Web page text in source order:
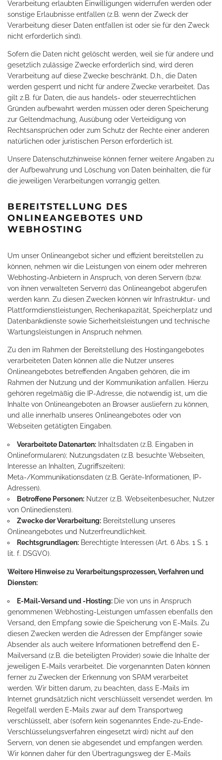
Verarbeitung erlaubten Einwilligungen widerrufen werden oder
sonstige Erlaubnisse entfallen (z.B. wenn der Zweck der
Verarbeitung dieser Daten entfallen ist oder sie für den Zweck
nicht erforderlich sind).
Sofern die Daten nicht gelöscht werden, weil sie für andere und
gesetzlich zulässige Zwecke erforderlich sind, wird deren
Verarbeitung auf diese Zwecke beschränkt. D.h., die Daten
werden gesperrt und nicht für andere Zwecke verarbeitet. Das
gilt z.B. für Daten, die aus handels- oder steuerrechtlichen
Gründen aufbewahrt werden müssen oder deren Speicherung
zur Geltendmachung, Ausübung oder Verteidigung von
Rechtsansprüchen oder zum Schutz der Rechte einer anderen
natürlichen oder juristischen Person erforderlich ist.
Unsere Datenschutzhinweise können ferner weitere Angaben zu
der Aufbewahrung und Löschung von Daten beinhalten, die für
die jeweiligen Verarbeitungen vorrangig gelten.
BEREITSTELLUNG DES
ONLINEANGEBOTES UND
WEBHOSTING
Um unser Onlineangebot sicher und effizient bereitstellen zu
können, nehmen wir die Leistungen von einem oder mehreren
Webhosting-Anbietern in Anspruch, von deren Servern (bzw.
von ihnen verwalteten Servern) das Onlineangebot abgerufen
werden kann. Zu diesen Zwecken können wir Infrastruktur- und
Plattformdienstleistungen, Rechenkapazität, Speicherplatz und
Datenbankdienste sowie Sicherheitsleistungen und technische
Wartungsleistungen in Anspruch nehmen.
Zu den im Rahmen der Bereitstellung des Hostingangebotes
verarbeiteten Daten können alle die Nutzer unseres
Onlineangebotes betreffenden Angaben gehören, die im
Rahmen der Nutzung und der Kommunikation anfallen. Hierzu
gehören regelmäßig die IP-Adresse, die notwendig ist, um die
Inhalte von Onlineangeboten an Browser ausliefern zu können,
und alle innerhalb unseres Onlineangebotes oder von
Webseiten getätigten Eingaben.
Verarbeitete Datenarten: Inhaltsdaten (z.B. Eingaben in
Onlineformularen); Nutzungsdaten (z.B. besuchte Webseiten,
Interesse an Inhalten, Zugriffszeiten);
Meta-/Kommunikationsdaten (z.B. Geräte-Informationen, IP-
Adressen).
Betroffene Personen: Nutzer (z.B. Webseitenbesucher, Nutzer
von Onlinediensten).
Zwecke der Verarbeitung: Bereitstellung unseres
Onlineangebotes und Nutzerfreundlichkeit.
Rechtsgrundlagen: Berechtigte Interessen (Art. 6 Abs. 1 S. 1
lit. f. DSGVO).
Weitere Hinweise zu Verarbeitungsprozessen, Verfahren und
Diensten:
E-Mail-Versand und -Hosting: Die von uns in Anspruch
genommenen Webhosting-Leistungen umfassen ebenfalls den
Versand, den Empfang sowie die Speicherung von E-Mails. Zu
diesen Zwecken werden die Adressen der Empfänger sowie
Absender als auch weitere Informationen betreffend den E-
Mailversand (z.B. die beteiligten Provider) sowie die Inhalte der
jeweiligen E-Mails verarbeitet. Die vorgenannten Daten können
ferner zu Zwecken der Erkennung von SPAM verarbeitet
werden. Wir bitten darum, zu beachten, dass E-Mails im
Internet grundsätzlich nicht verschlüsselt versendet werden. Im
Regelfall werden E-Mails zwar auf dem Transportweg
verschlüsselt, aber (sofern kein sogenanntes Ende-zu-Ende-
Verschlüsselungsverfahren eingesetzt wird) nicht auf den
Servern, von denen sie abgesendet und empfangen werden.
Wir können daher für den Übertragungsweg der E-Mails